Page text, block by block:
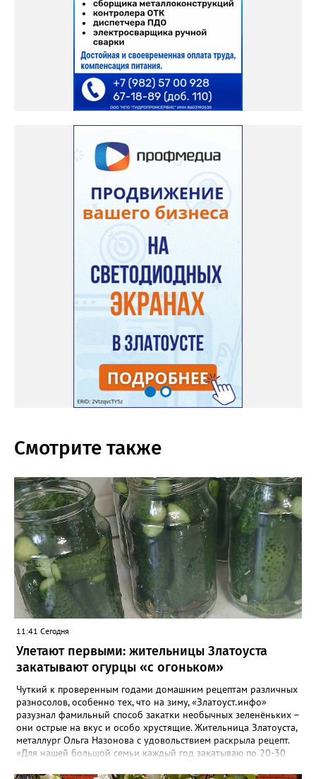
Смотрите также
11:41 Сегодня
Улетают первыми: жительницы Златоуста
закатывают огурцы «с огоньком»
Чуткий к проверенным годами домашним рецептам различных
разносолов, особенно тех, что на зиму, «Златоуст.инфо»
разузнал фамильный способ закатки необычных зеленёньких –
они острые на вкус и особо хрустящие. Жительница Златоуста,
металлург Ольга Назонова с удовольствием раскрыла рецепт.
«Для нашей большой семьи каждый год закатываю по 20-30